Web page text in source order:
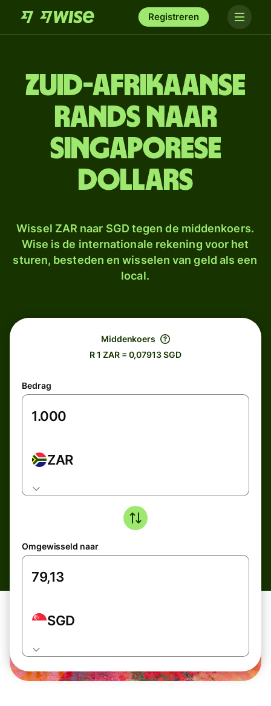
Registreren
Zuid-Afrikaanse
rands naar
Singaporese
dollars
Wissel ZAR naar SGD tegen de middenkoers.
Wise is de internationale rekening voor het
sturen, besteden en wisselen van geld als een
local.
Middenkoers
R 1 ZAR = 0,07913 SGD
Bedrag
ZAR
Omgewisseld naar
SGD